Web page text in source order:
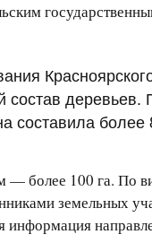
составила
более 100 га. По
земельных